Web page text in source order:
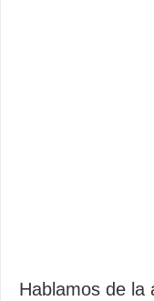
Hablamos de la